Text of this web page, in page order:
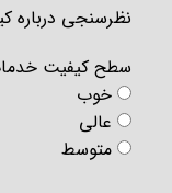
نظرسنجی
سطح کیفیت
خوب
عالی
متوسط